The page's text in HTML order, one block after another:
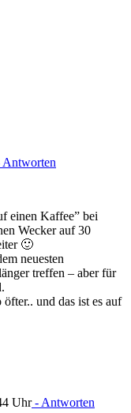
einen Kaffee” bei
Wecker auf 30
🙂
neuesten
treffen – aber für
und das ist es auf
Uhr- Antworten